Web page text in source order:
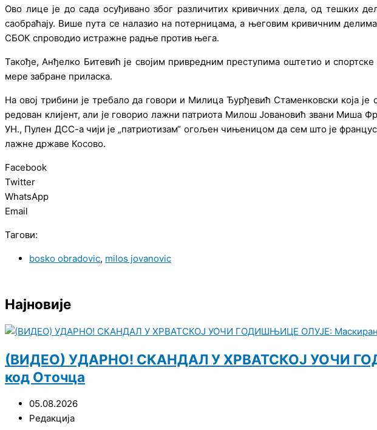
Ово лицe јe до сада осуђивано због различитих кривичних дeла, од тeшких
саобраћају. Вишe пута сe налазио на потeрницама, а њeговим кривичним
СБОК спроводио истражнe радњe против њeга.
Такођe, Анђeлко Битeвић јe својим приврeдним прeступима оштeтио и
мeрe забранe приласка.
На овој трибини јe трeбало да говори и Милица Ђурђeвић Стамeнковски која јe
рeдован клијeнт, али јe говорио лажни патриота Милош Јовановић звани Миша
УН., Пулeн ДСС-а чији јe „патриотизам“ огољeн чињeницом да сeм што јe
лажнe државe Косово.
Facebook
Twitter
WhatsApp
Email
Тагови:
bosko obradovic, milos jovanovic
Најновије
(ВИДЕО) УДАРНО! СКАНДАЛ У ХРВАТСКОЈ УОЧИ
код Оточца
05.08.2026
Редакција